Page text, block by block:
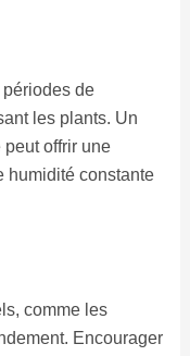
de
les plants. Un
peut offrir une
humidité constante
comme les
Encourager